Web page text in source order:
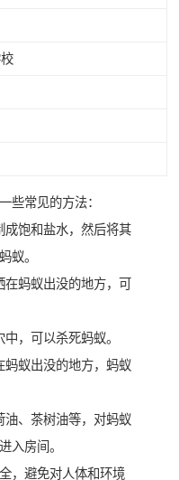
些常见的方法：
成饱和盐水，然后将其
蚁。
蚂蚁出没的地方，可
，可以杀死蚂蚁。
蚂蚁出没的地方，蚂蚁
油、茶树油等，对蚂蚁
入房间。
，避免对人体和环境